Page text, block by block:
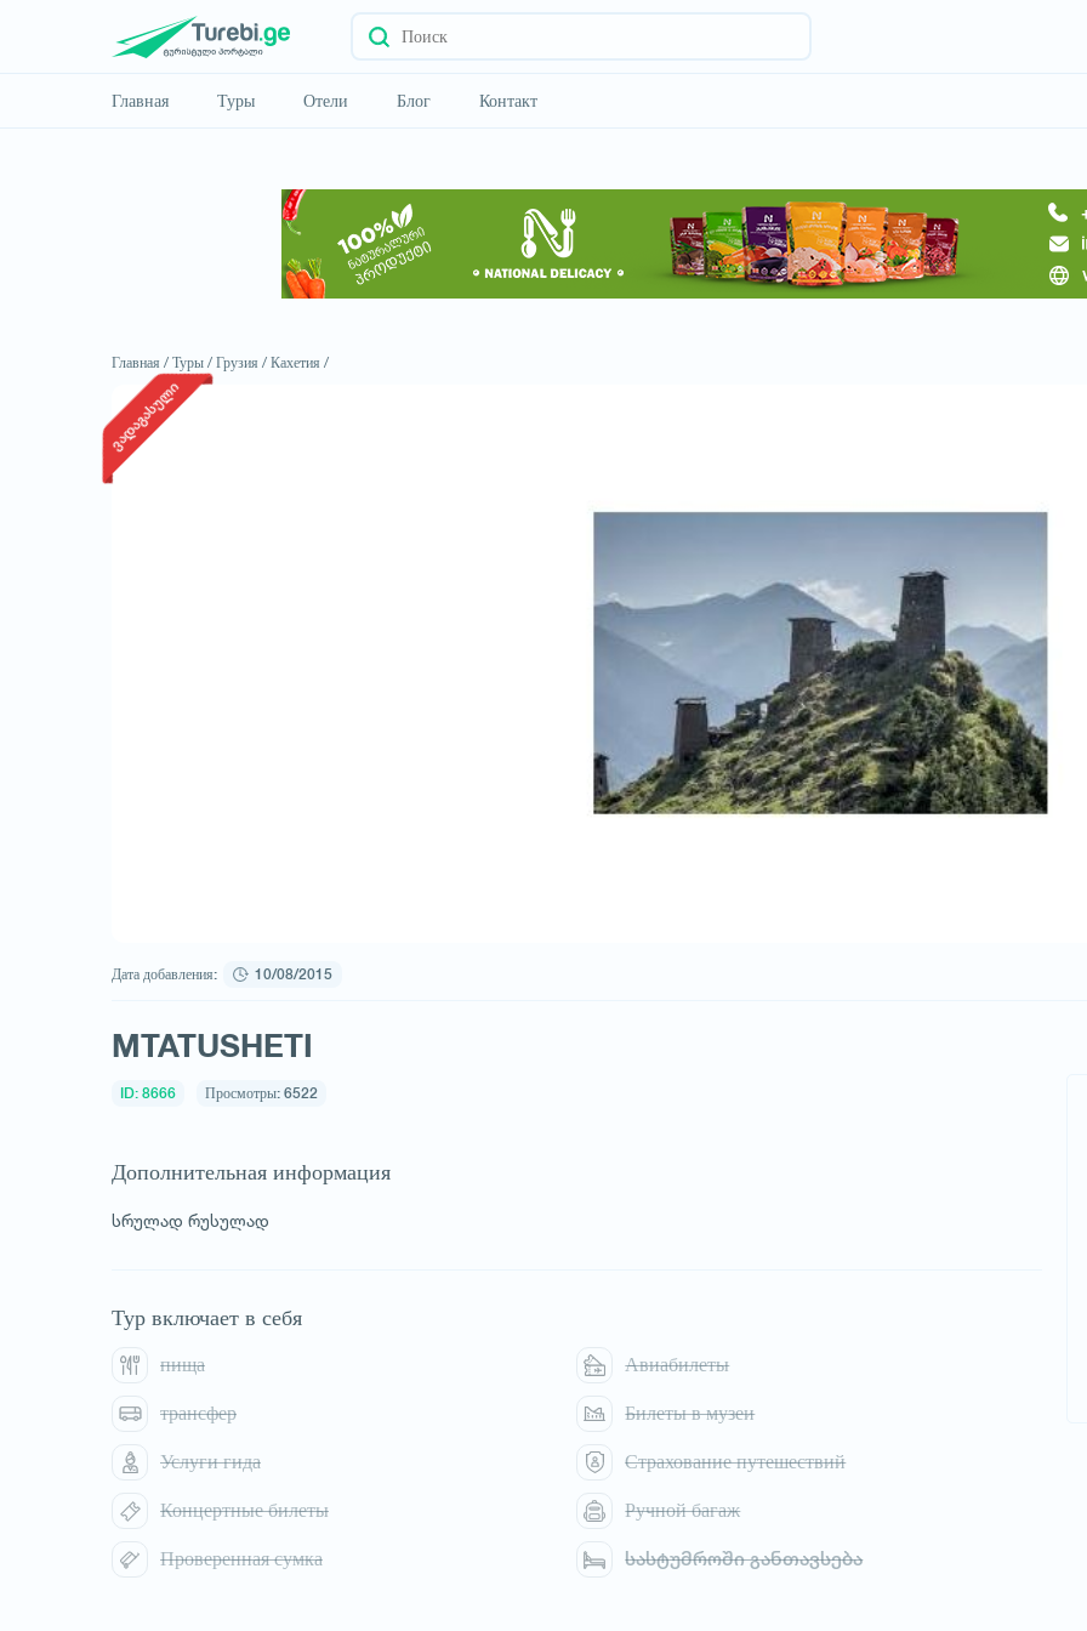
Главная Туры Отели Блог Контакт
Запросить тур
/ 1
Главная / Туры / Грузия / Кахетия /
ვადაგასული
Дата добавления: 10/08/2015
MTATUSHETI
ID: 8666 Просмотры: 6522
Дополнительная информация
სრულად რუსულად
Тур включает в себя
пища Авиабилеты
трансфер Билеты в музеи
Услуги гида Страхование путешествий
Концертные билеты Ручной багаж
Проверенная сумка სასტუმროში განთავსება